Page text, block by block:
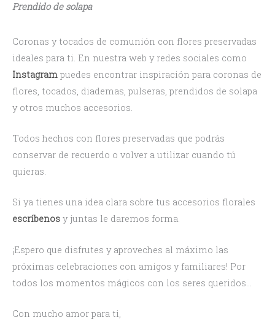
Prendido de solapa
Coronas y tocados de comunión con flores preservadas
ideales para ti. En nuestra web y redes sociales como
Instagram puedes encontrar inspiración para coronas de
flores, tocados, diademas, pulseras, prendidos de solapa
y otros muchos accesorios.
Todos hechos con flores preservadas que podrás
conservar de recuerdo o volver a utilizar cuando tú
quieras.
Si ya tienes una idea clara sobre tus accesorios florales
escríbenos y juntas le daremos forma.
¡Espero que disfrutes y aproveches al máximo las
próximas celebraciones con amigos y familiares! Por
todos los momentos mágicos con los seres queridos…
Con mucho amor para ti,